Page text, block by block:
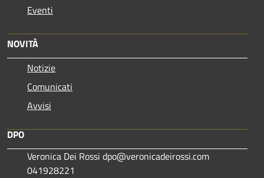
Eventi
NOVITÀ
Notizie
Comunicati
Avvisi
DPO
Veronica Dei Rossi dpo@veronicadeirossi.com
041928221